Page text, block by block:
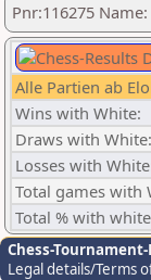
Pnr:116275
Alle Partien ab
Wins with White:
Draws with White:
Losses with
Total games with
Total % with
Chess-
Legal details/Terms